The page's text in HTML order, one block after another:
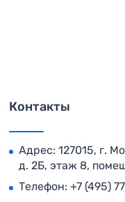
Контакты
Адрес: 127015, г.
д. 2Б, этаж 8,
Телефон: +7 (495)